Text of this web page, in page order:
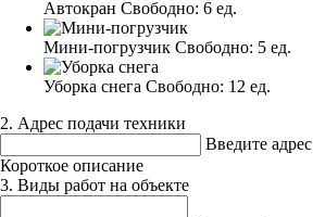
Автокран Свободно: 6 ед.
Мини-погрузчик Свободно: 5 ед.
Уборка снега Свободно: 12 ед.
2. Адрес подачи техники
Введите адрес
Короткое описание
3. Виды работ на объекте